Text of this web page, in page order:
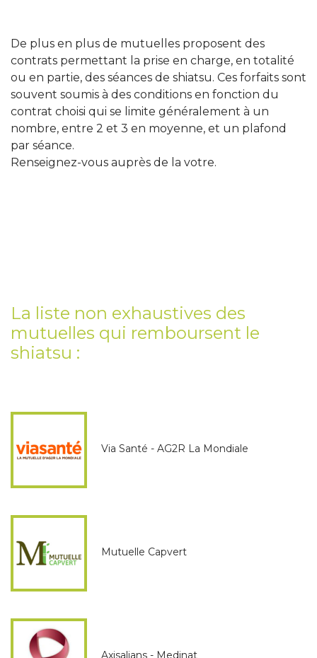
De plus en plus de mutuelles proposent des
contrats permettant la prise en charge, en totalité
ou en partie, des séances de shiatsu. Ces forfaits sont
souvent soumis à des conditions en fonction du
contrat choisi qui se limite généralement à un
nombre, entre 2 et 3 en moyenne, et un plafond
par séance.
Renseignez-vous auprès de la votre.
La liste non exhaustives des
mutuelles qui remboursent le
shiatsu :
Via Santé - AG2R La Mondiale
Mutuelle Capvert
Axisalians - Medinat